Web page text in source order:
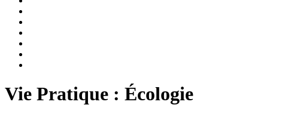
Vie Pratique : Écologie